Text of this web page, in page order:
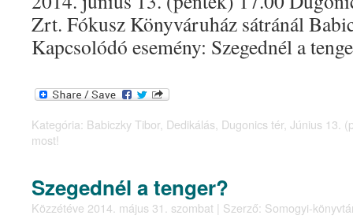
Zrt. Fókusz Könyváruház sátránál
Kapcsolódó esemény: Szegednél a
Kategória: Babiczky Tibor, Dedikálás, Dugonics tér, Június 13.
most!
Szegednél a tenger?
Közzétéve 2014. május 31. szombat | Szerző: Somogyi-